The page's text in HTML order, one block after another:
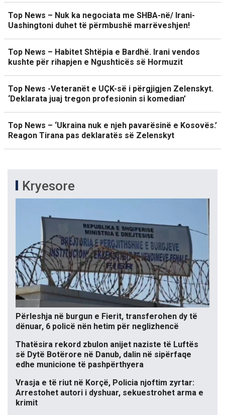
Top News – Nuk ka negociata me SHBA-në/ Irani-
Uashingtoni duhet të përmbushë marrëveshjen!
Top News – Habitet Shtëpia e Bardhë. Irani vendos
kushte për rihapjen e Ngushticës së Hormuzit
Top News -Veteranët e UÇK-së i përgjigjen Zelenskyt.
‘Deklarata juaj tregon profesionin si komedian’
Top News – ‘Ukraina nuk e njeh pavarësinë e Kosovës.’
Reagon Tirana pas deklaratës së Zelenskyt
Kryesore
Përleshja në burgun e Fierit, transferohen dy të
dënuar, 6 policë nën hetim për neglizhencë
Thatësira rekord zbulon anijet naziste të Luftës
së Dytë Botërore në Danub, dalin në sipërfaqe
edhe municione të pashpërthyera
Vrasja e të riut në Korçë, Policia njoftim zyrtar:
Arrestohet autori i dyshuar, sekuestrohet arma e
krimit